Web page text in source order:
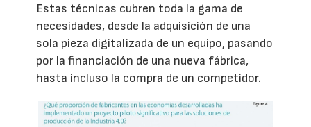
Estas técnicas cubren toda la gama de
necesidades, desde la adquisición de una
sola pieza digitalizada de un equipo, pasando
por la financiación de una nueva fábrica,
hasta incluso la compra de un competidor.